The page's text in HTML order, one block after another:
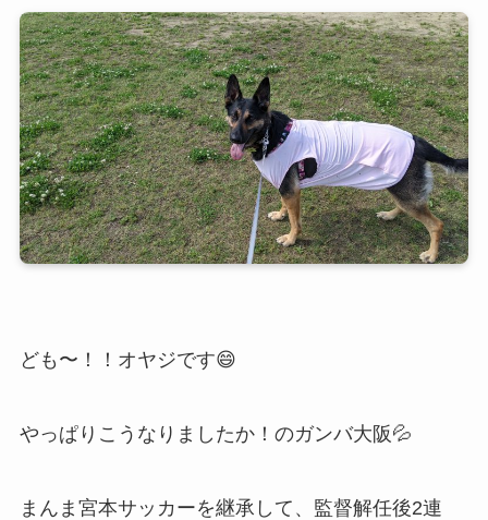
ども〜！！オヤジです😄
やっぱりこうなりましたか！のガンバ大阪💦
まんま宮本サッカーを継承して、監督解任後2連